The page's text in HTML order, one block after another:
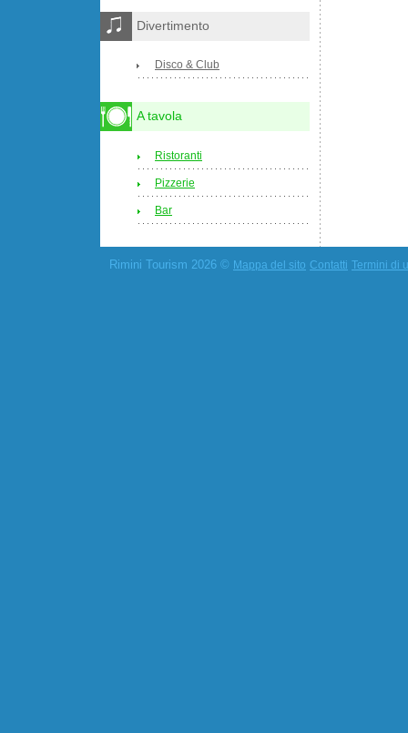
Divertimento
Disco & Club
A tavola
Ristoranti
Pizzerie
Bar
Rimini Tourism 2026 © Mappa del sito Contatti Termini di